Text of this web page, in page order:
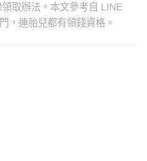
取辦法。本文參考自 LINE
，連胎兒都有領錢資格。